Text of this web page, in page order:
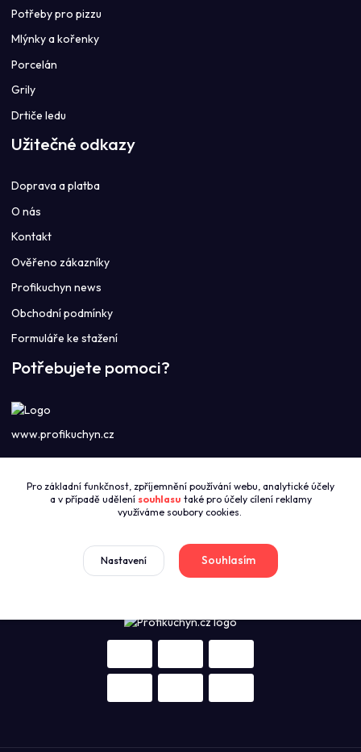
Potřeby pro pizzu
Mlýnky a kořenky
Porcelán
Grily
Drtiče ledu
Užitečné odkazy
Doprava a platba
O nás
Kontakt
Ověřeno zákazníky
Profikuchyn news
Obchodní podmínky
Formuláře ke stažení
Potřebujete pomoci?
www.profikuchyn.cz
+420774421626
(Po-Pá 8:00-16:00)
sales@profikuchyn.cz
Pro základní funkčnost, zpříjemnění používání webu, analytické účely
a v případě udělení souhlasu také pro účely cílení reklamy
využíváme soubory cookies.
Nastavení Souhlasím